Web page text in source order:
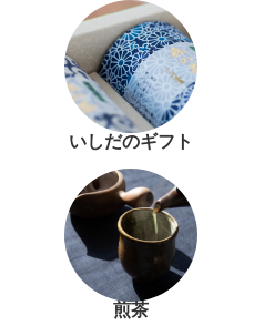
いしだのギフト
煎茶